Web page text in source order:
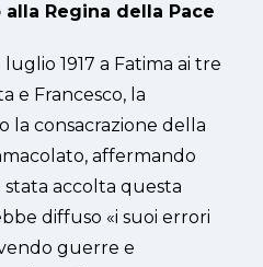
Regina della Pace
1917 a Fatima ai tre
e Francesco, la
la consacrazione della
affermando
stata accolta questa
diffuso «i suoi errori
guerre e